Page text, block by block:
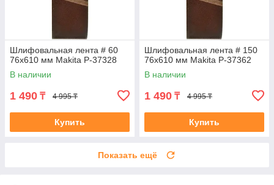
Шлифовальная лента # 60
76x610 мм Makita P-37328
В наличии
1 490 ₸ 4 995 ₸
Купить
Шлифовальная лента # 150
76x610 мм Makita P-37362
В наличии
1 490 ₸ 4 995 ₸
Купить
Показать ещё